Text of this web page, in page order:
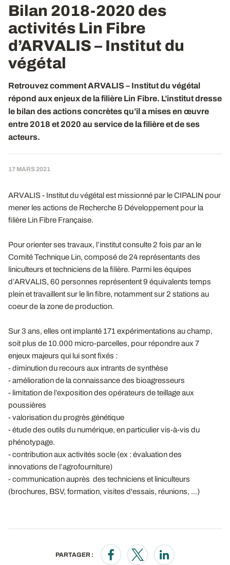
Bilan 2018-2020 des
activités Lin Fibre
d’ARVALIS – Institut du
végétal
Retrouvez comment ARVALIS – Institut du végétal
répond aux enjeux de la filière Lin Fibre. L’institut dresse
le bilan des actions concrètes qu’il a mises en œuvre
entre 2018 et 2020 au service de la filière et de ses
acteurs.
17 MARS 2021
ARVALIS - Institut du végétal est missionné par le CIPALIN pour
mener les actions de Recherche & Développement pour la
filière Lin Fibre Française.
Pour orienter ses travaux, l’institut consulte 2 fois par an le
Comité Technique Lin, composé de 24 représentants des
liniculteurs et techniciens de la filière. Parmi les équipes
d’ARVALIS, 60 personnes représentent 9 équivalents temps
plein et travaillent sur le lin fibre, notamment sur 2 stations au
coeur de la zone de production.
Sur 3 ans, elles ont implanté 171 expérimentations au champ,
soit plus de 10.000 micro-parcelles, pour répondre aux 7
enjeux majeurs qui lui sont fixés :
- diminution du recours aux intrants de synthèse
- amélioration de la connaissance des bioagresseurs
- limitation de l’exposition des opérateurs de teillage aux
poussières
- valorisation du progrès génétique
- étude des outils du numérique, en particulier vis-à-vis du
phénotypage.
- contribution aux activités socle (ex : évaluation des
innovations de l’agrofourniture)
- communication auprès des techniciens et liniculteurs
(brochures, BSV, formation, visites d'essais, réunions, ...)
PARTAGER :
Opens in a new window
Opens in a new window
Opens in a new